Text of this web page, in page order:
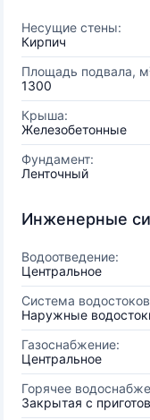
Несущие стены:
Кирпич
Площадь подвала,
1300
Крыша:
Железобетонные
Фундамент:
Ленточный
Инженерные
Водоотведение:
Центральное
Система
Наружные
Газоснабжение:
Центральное
Горячее
Закрытая с